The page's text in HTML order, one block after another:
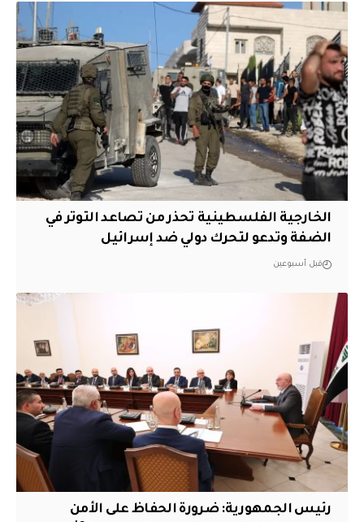
الخارجية الفلسطينية تحذر من تصاعد التوتر في
الضفة وتدعو لتحرك دولي ضد إسرائيل
قبل أسبوعين
رئيس الجمهورية: ضرورة الحفاظ على الأمن